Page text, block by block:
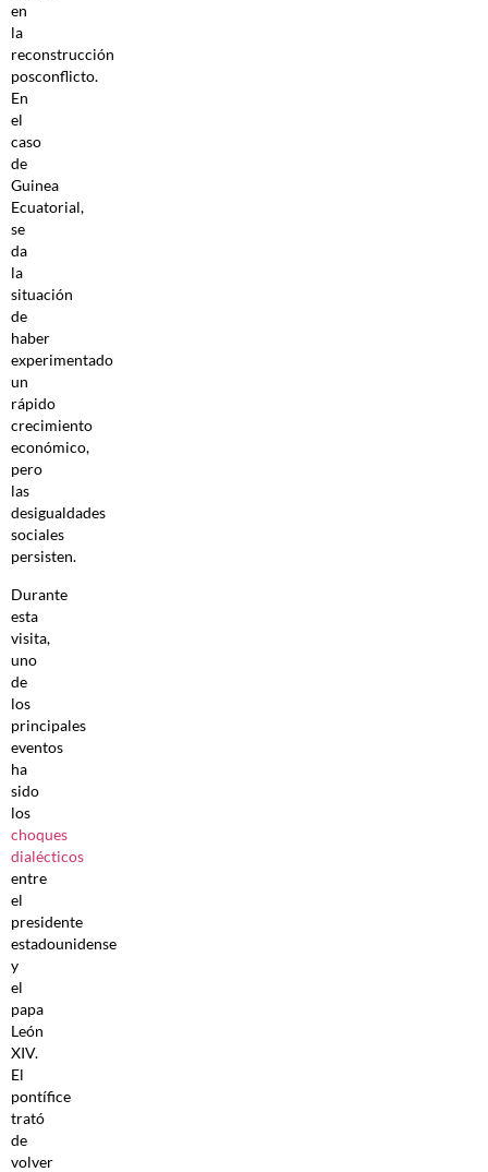
en
la
reconstrucción
posconflicto.
En
el
caso
de
Guinea
Ecuatorial,
se
da
la
situación
de
haber
experimentado
un
rápido
crecimiento
económico,
pero
las
desigualdades
sociales
persisten.
Durante
esta
visita,
uno
de
los
principales
eventos
ha
sido
los
choques
dialécticos
entre
el
presidente
estadounidense
y
el
papa
León
XIV.
El
pontífice
trató
de
volver